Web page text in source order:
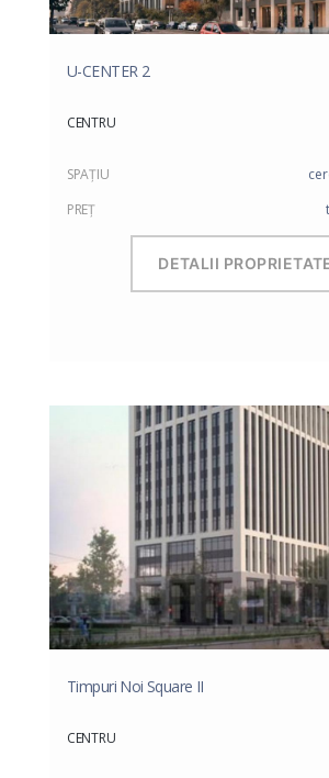
U-CENTER 2
CENTRU
SPAŢIU
PREŢ
DETALII
Timpuri Noi Square II
CENTRU